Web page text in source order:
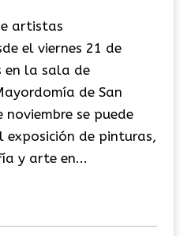
artistas
el viernes 21 de
en la sala de
de San
se puede
de pinturas,
y arte en...